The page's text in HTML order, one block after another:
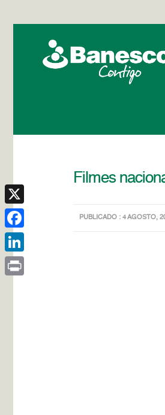
Filmes
PUBLICADO : 4 AGOSTO,
X
Facebook
LinkedIn